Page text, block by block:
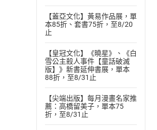
【蓋亞文化】黃易作品展，單
本85折、套書75折，至8/20
止
【皇冠文化】《曉星》、《白
雪公主殺人事件【童話破滅
版】》新書延伸書展，單本
88折，至8/31止
【尖端出版】每月漫畫名家推
薦：高橋留美子，單本75
折，至8/31止